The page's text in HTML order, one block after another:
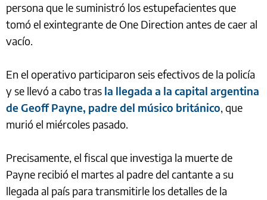
persona que le suministró los estupefacientes que
tomó el exintegrante de One Direction antes de caer al
vacío.
En el operativo participaron seis efectivos de la policía
y se llevó a cabo tras la llegada a la capital argentina
de Geoff Payne, padre del músico británico, que
murió el miércoles pasado.
Precisamente, el fiscal que investiga la muerte de
Payne recibió el martes al padre del cantante a su
llegada al país para transmitirle los detalles de la